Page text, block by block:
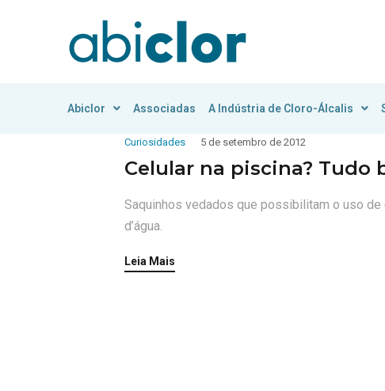
Abiclor Associadas A Indústria de Cloro-Álcalis
Curiosidades 5 de setembro de 2012
Celular na piscina? Tudo
Saquinhos vedados que possibilitam o uso
d’água.
Leia Mais